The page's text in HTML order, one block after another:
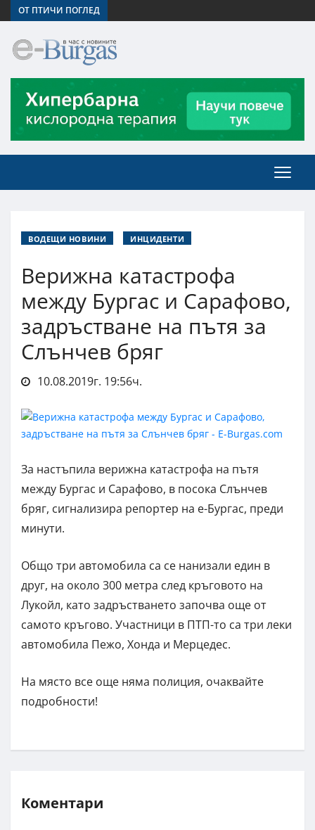
ОТ ПТИЧИ ПОГЛЕД
ВОДЕЩИ НОВИНИ ИНЦИДЕНТИ
Верижна катастрофа
между Бургас и Сарафово,
задръстване на пътя за
Слънчев бряг
10.08.2019г. 19:56ч.
За настъпила верижна катастрофа на пътя
между Бургас и Сарафово, в посока Слънчев
бряг, сигнализира репортер на е-Бургас, преди
минути.
Общо три автомобила са се нанизали един в
друг, на около 300 метра след кръговото на
Лукойл, като задръстването започва още от
самото кръгово. Участници в ПТП-то са три леки
автомобила Пежо, Хонда и Мерцедес.
На място все още няма полиция, очаквайте
подробности!
Коментари